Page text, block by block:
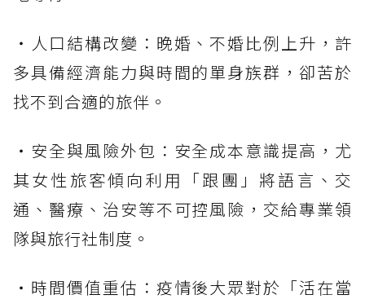
・人口結構改變：晚婚、不婚比例上升，許
多具備經濟能力與時間的單身族群，卻苦於
找不到合適的旅伴。
・安全與風險外包：安全成本意識提高，尤
其女性旅客傾向利用「跟團」將語言、交
通、醫療、治安等不可控風險，交給專業領
隊與旅行社制度。
・時間價值重估：疫情後大眾對於「活在當